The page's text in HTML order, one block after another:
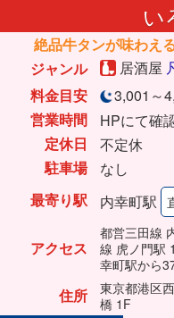
い
絶品牛タンが味わえ
ジャンル
居酒屋
料金目安
3,001～
営業時間
HPにて確
定休日
不定休
駐車場
なし
最寄り駅
内幸町駅
アクセス
都営三田線
線 虎ノ門駅
幸町駅から
住所
東京都港区
橋 1F